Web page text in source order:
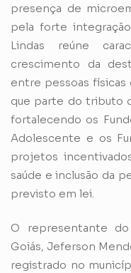
presença de
pela forte
Lindas reúne
crescimento da
entre pessoas
que parte do tributo
fortalecendo os
Adolescente e os
projetos
saúde e inclusão da
previsto em lei.
O representante
Goiás, Jeferson
registrado no